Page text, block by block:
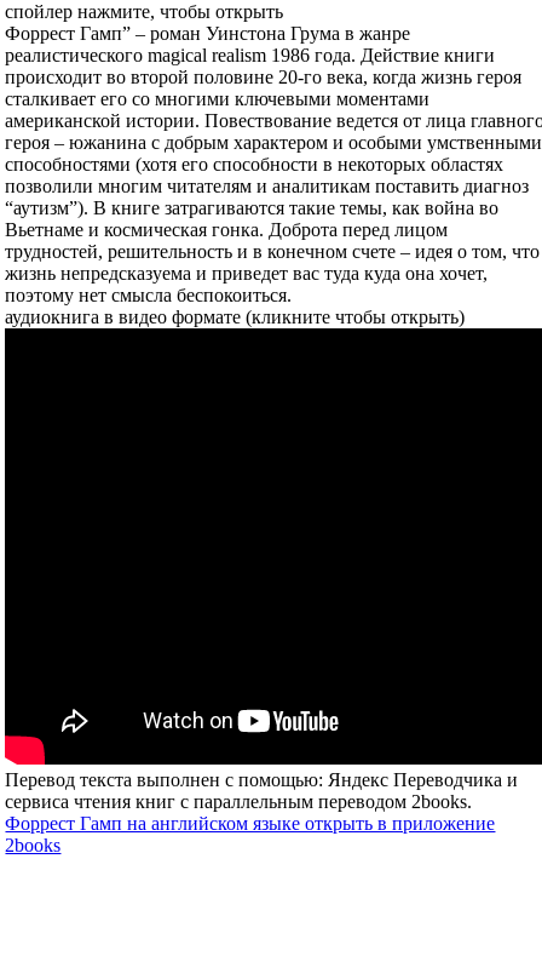
спойлер нажмите, чтобы открыть
Форрест Гамп” – роман Уинстона Грума в жанре
реалистического magical realism 1986 года. Действие книги
происходит во второй половине 20-го века, когда жизнь героя
сталкивает его со многими ключевыми моментами
американской истории. Повествование ведется от лица
героя – южанина с добрым характером и особыми умственными
способностями (хотя его способности в некоторых областях
позволили многим читателям и аналитикам поставить диагноз
“аутизм”). В книге затрагиваются такие темы, как война во
Вьетнаме и космическая гонка. Доброта перед лицом
трудностей, решительность и в конечном счете – идея о том, что
жизнь непредсказуема и приведет вас туда куда она хочет,
поэтому нет смысла беспокоиться.
аудиокнига в видео формате (кликните чтобы открыть)
Перевод текста выполнен с помощью: Яндекс Переводчика и
сервиса чтения книг с параллельным переводом 2books.
Форрест Гамп на английском языке открыть в приложение
2books